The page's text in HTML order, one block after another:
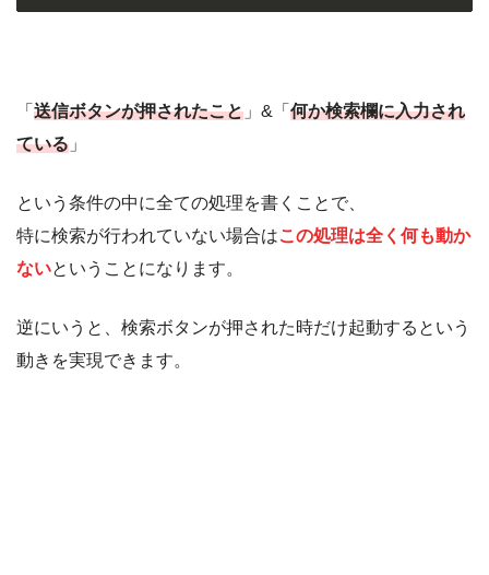
「 送信ボタンが押されたこと 」&「 何か検索欄に入力され
ている 」
という条件の中に全ての処理を書くことで、
特に検索が行われていない場合はこの処理は全く何も動か
ないということになります。
逆にいうと、検索ボタンが押された時だけ起動するという
動きを実現できます。